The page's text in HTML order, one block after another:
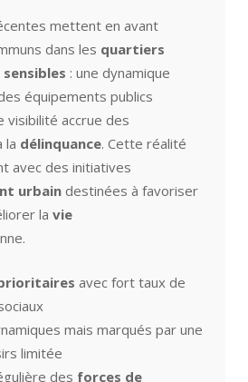
mettent en avant
dans les quartiers
: une dynamique
équipements publics
visibilité accrue des
la délinquance. Cette réalité
avec des initiatives
urbain destinées à favoriser
la vie
avec fort taux de
mais marqués par une
limitée
des forces de